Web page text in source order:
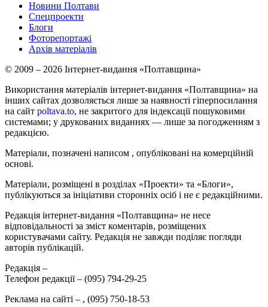
Новини Полтави
Спецпроекти
Блоги
Фоторепортажі
Архів матеріалів
© 2009 – 2026 Інтернет-видання «Полтавщина»
Використання матеріалів інтернет-видання «Полтавщина» на
інших сайтах дозволяється лише за наявності гіперпосилання
на сайт poltava.to, не закритого для індексації пошуковими
системами; у друкованих виданнях — лише за погодженням з
редакцією.
Матеріали, позначені написом , опубліковані на комерційній
основі.
Матеріали, розміщені в розділах «Проекти» та «Блоги»,
публікуються за ініціативи сторонніх осіб і не є редакційними.
Редакція інтернет-видання «Полтавщина» не несе
відповідальності за зміст коментарів, розміщених
користувачами сайту. Редакція не завжди поділяє погляди
авторів публікацій.
Редакція –
Телефон редакції – (095) 794-29-25
Реклама на сайті – , (095) 750-18-53